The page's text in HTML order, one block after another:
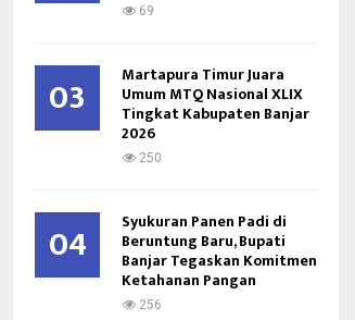
69
03 Martapura Timur Juara
Umum MTQ Nasional XLIX
Tingkat Kabupaten Banjar
2026
250
04 Syukuran Panen Padi di
Beruntung Baru, Bupati
Banjar Tegaskan Komitmen
Ketahanan Pangan
256